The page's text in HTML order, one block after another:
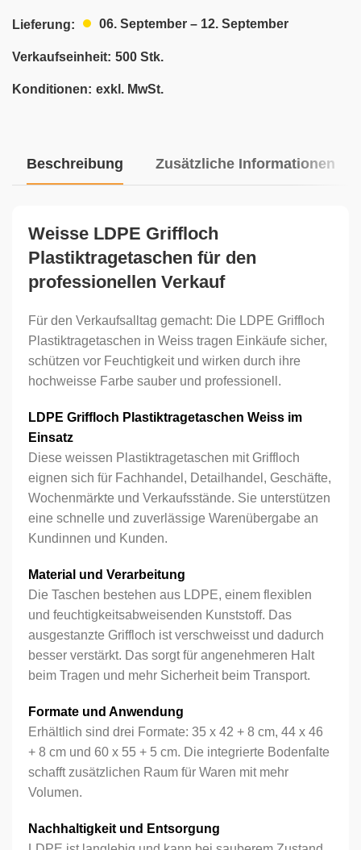
Lieferung: 06. September – 12. September
Verkaufseinheit: 500 Stk.
Konditionen: exkl. MwSt.
Beschreibung Zusätzliche Informationen
Weisse LDPE Griffloch
Plastiktragetaschen für den
professionellen Verkauf
Für den Verkaufsalltag gemacht: Die LDPE Griffloch
Plastiktragetaschen in Weiss tragen Einkäufe sicher,
schützen vor Feuchtigkeit und wirken durch ihre
hochweisse Farbe sauber und professionell.
LDPE Griffloch Plastiktragetaschen Weiss im
Einsatz
Diese weissen Plastiktragetaschen mit Griffloch
eignen sich für Fachhandel, Detailhandel, Geschäfte,
Wochenmärkte und Verkaufsstände. Sie unterstützen
eine schnelle und zuverlässige Warenübergabe an
Kundinnen und Kunden.
Material und Verarbeitung
Die Taschen bestehen aus LDPE, einem flexiblen
und feuchtigkeitsabweisenden Kunststoff. Das
ausgestanzte Griffloch ist verschweisst und dadurch
besser verstärkt. Das sorgt für angenehmeren Halt
beim Tragen und mehr Sicherheit beim Transport.
Formate und Anwendung
Erhältlich sind drei Formate: 35 x 42 + 8 cm, 44 x 46
+ 8 cm und 60 x 55 + 5 cm. Die integrierte Bodenfalte
schafft zusätzlichen Raum für Waren mit mehr
Volumen.
Nachhaltigkeit und Entsorgung